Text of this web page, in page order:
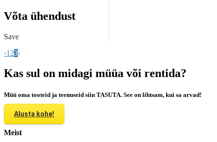
Võta ühendust
Save
‹1 23›
Kas sul on midagi müüa või rentida?
Müü oma tooteid ja teenuseid siin TASUTA. See on lihtsam, kui sa arvad!
Alusta kohe!
Meist